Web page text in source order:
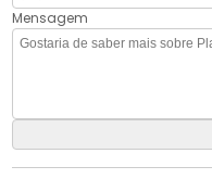
Mensagem